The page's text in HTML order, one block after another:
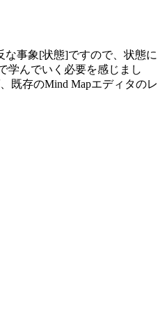
事象[状態]ですので、状態に
学んでいく必要を感じまし
既存のMind Mapエディタのレ